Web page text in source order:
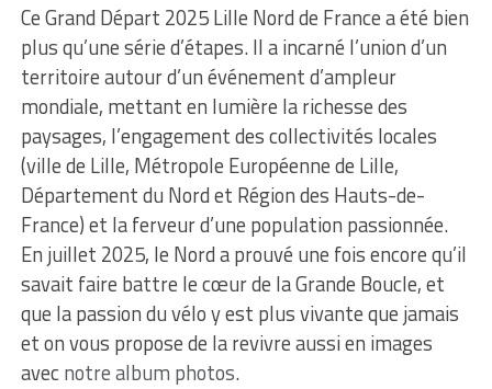
Ce Grand Départ 2025 Lille Nord de France a été bien
plus qu’une série d’étapes. Il a incarné l’union d’un
territoire autour d’un événement d’ampleur
mondiale, mettant en lumière la richesse des
paysages, l’engagement des collectivités locales
(ville de Lille, Métropole Européenne de Lille,
Département du Nord et Région des Hauts-de-
France) et la ferveur d’une population passionnée.
En juillet 2025, le Nord a prouvé une fois encore qu’il
savait faire battre le cœur de la Grande Boucle, et
que la passion du vélo y est plus vivante que jamais
et on vous propose de la revivre aussi en images
avecnotre album photos.